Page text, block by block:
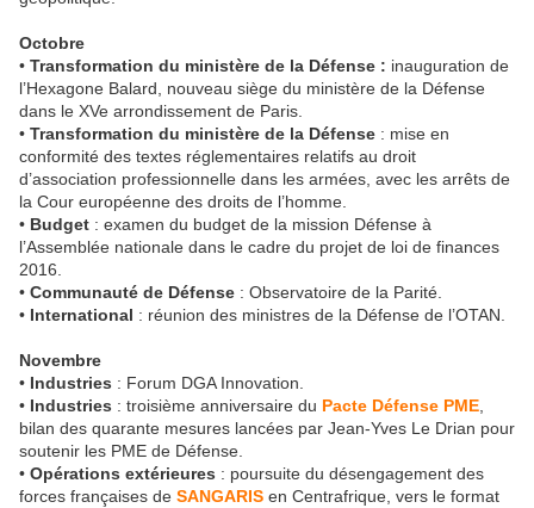
Octobre
• Transformation du ministère de la Défense : inauguration de
l’Hexagone Balard, nouveau siège du ministère de la Défense
dans le XVe arrondissement de Paris.
• Transformation du ministère de la Défense : mise en
conformité des textes réglementaires relatifs au droit
d’association professionnelle dans les armées, avec les arrêts de
la Cour européenne des droits de l’homme.
• Budget : examen du budget de la mission Défense à
l’Assemblée nationale dans le cadre du projet de loi de finances
2016.
• Communauté de Défense : Observatoire de la Parité.
• International : réunion des ministres de la Défense de l’OTAN.
Novembre
• Industries : Forum DGA Innovation.
• Industries : troisième anniversaire du Pacte Défense PME
bilan des quarante mesures lancées par Jean-Yves Le Drian pour
soutenir les PME de Défense.
• Opérations extérieures : poursuite du désengagement des
forces françaises de SANGARIS en Centrafrique, vers le format